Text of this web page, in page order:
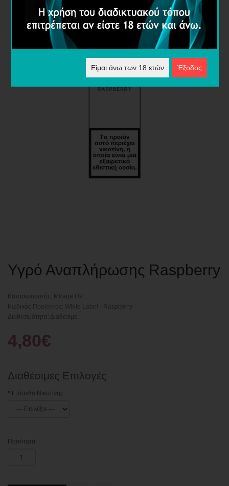
Υγρό Αναπλήρωσης Raspberry
Κατασκευαστής:
Mirage Uk
Κωδικός Προϊόντος: White Label - Raspberry
Διαθεσιμότητα: Διαθέσιμο
4,80€
Διαθέσιμες Επιλογές
Επίπεδο Νικοτίνης
Ποσότητα
Είμαι άνω των 18 ετών Έξοδος